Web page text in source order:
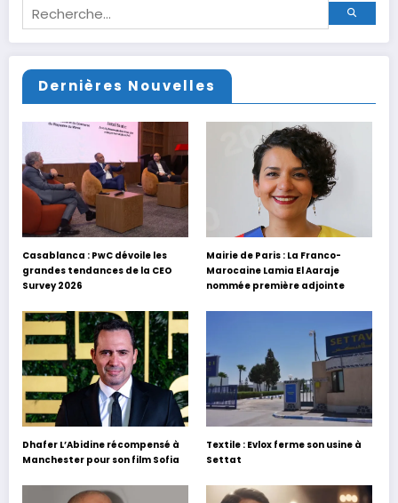
Dernières Nouvelles
Casablanca : PwC dévoile les
grandes tendances de la CEO
Survey 2026
Mairie de Paris : La Franco-
Marocaine Lamia El Aaraje
nommée première adjointe
Dhafer L’Abidine récompensé à
Manchester pour son film Sofia
Textile : Evlox ferme son usine à
Settat